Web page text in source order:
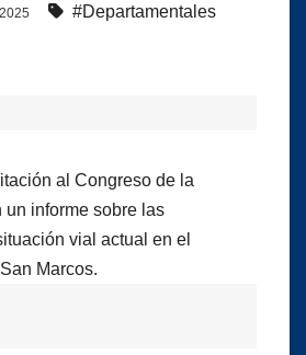
#Departamentales
al Congreso de la
un informe sobre las
vial actual en el
Marcos.